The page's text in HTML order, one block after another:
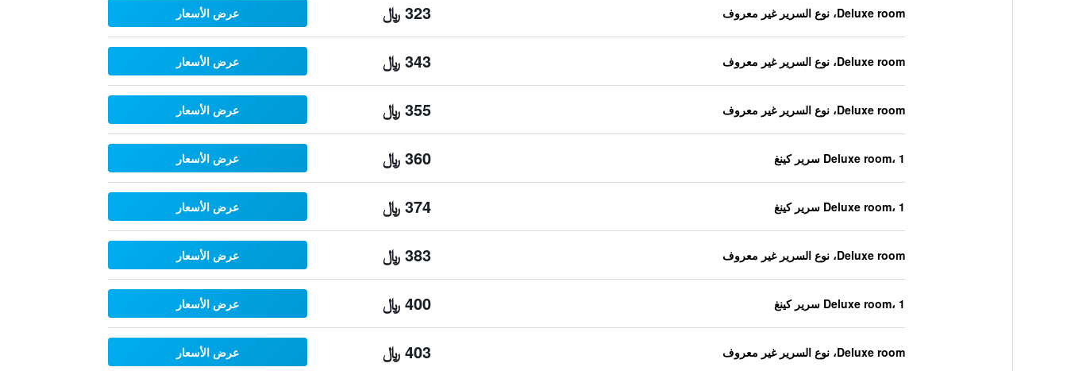
Deluxe room، نوع السرير غير معروف 323 ﷼ عرض الأسعار
Deluxe room، نوع السرير غير معروف 343 ﷼ عرض الأسعار
Deluxe room، نوع السرير غير معروف 355 ﷼ عرض الأسعار
Deluxe room، 1 سرير كينغ 360 ﷼ عرض الأسعار
Deluxe room، 1 سرير كينغ 374 ﷼ عرض الأسعار
Deluxe room، نوع السرير غير معروف 383 ﷼ عرض الأسعار
Deluxe room، 1 سرير كينغ 400 ﷼ عرض الأسعار
Deluxe room، نوع السرير غير معروف 403 ﷼ عرض الأسعار